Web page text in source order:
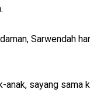
Sarwendah
sayang sama